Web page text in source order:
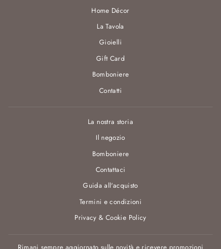
Home Décor
La Tavola
Gioielli
Gift Card
Bomboniere
Contatti
La nostra storia
Il negozio
Bomboniere
Contattaci
Guida all'acquisto
Termini e condizioni
Privacy & Cookie Policy
Rimani sempre aggiornato sulle novità e ricevere promozioni